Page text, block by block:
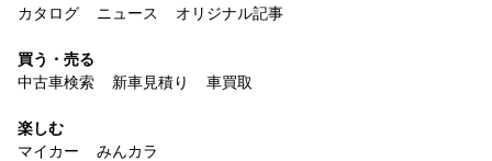
カタログ
ニュース オリジナル記事
買う・売る
中古車検索
新車見積り 車買取
楽しむ
マイカー
みんカラ